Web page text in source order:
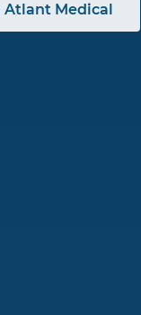
Atlant Medical